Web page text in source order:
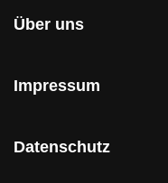
Über uns
Impressum
Datenschutz